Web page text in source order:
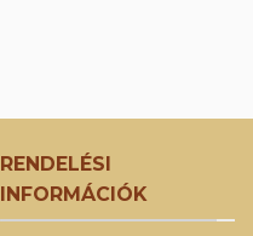
RENDELÉSI
INFORMÁCIÓK